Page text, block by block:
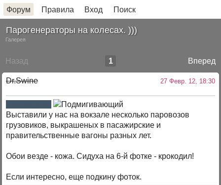
Форум Правила Вход Поиск
Парогенераторы на колесах. )))
Галерея
Назад Вперед
1
Dr.Swine 27 Февр. 12, 18:30
Выставили у нас на вокзале несколько паровозов
грузовиков, выкрашеных в пасажирские и
правительственные вагоны разных лет.
Обои везде - кожа. Сидуха на 6-й фотке - крокодил!
Если интересно, еще подкину фоток.